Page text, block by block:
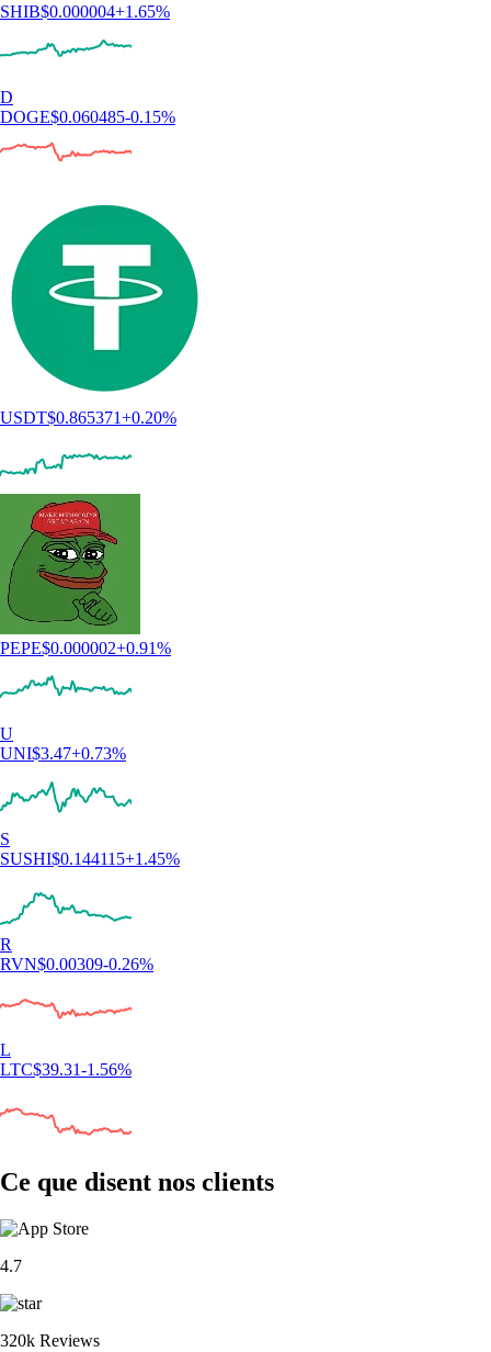
SHIB$0.000004+1.65%
D
DOGE$0.060485-0.15%
USDT$0.865371+0.20%
PEPE$0.000002+0.91%
U
UNI$3.47+0.73%
S
SUSHI$0.144115+1.45%
R
RVN$0.00309-0.26%
L
LTC$39.31-1.56%
Ce que disent nos clients
4.7
320k Reviews